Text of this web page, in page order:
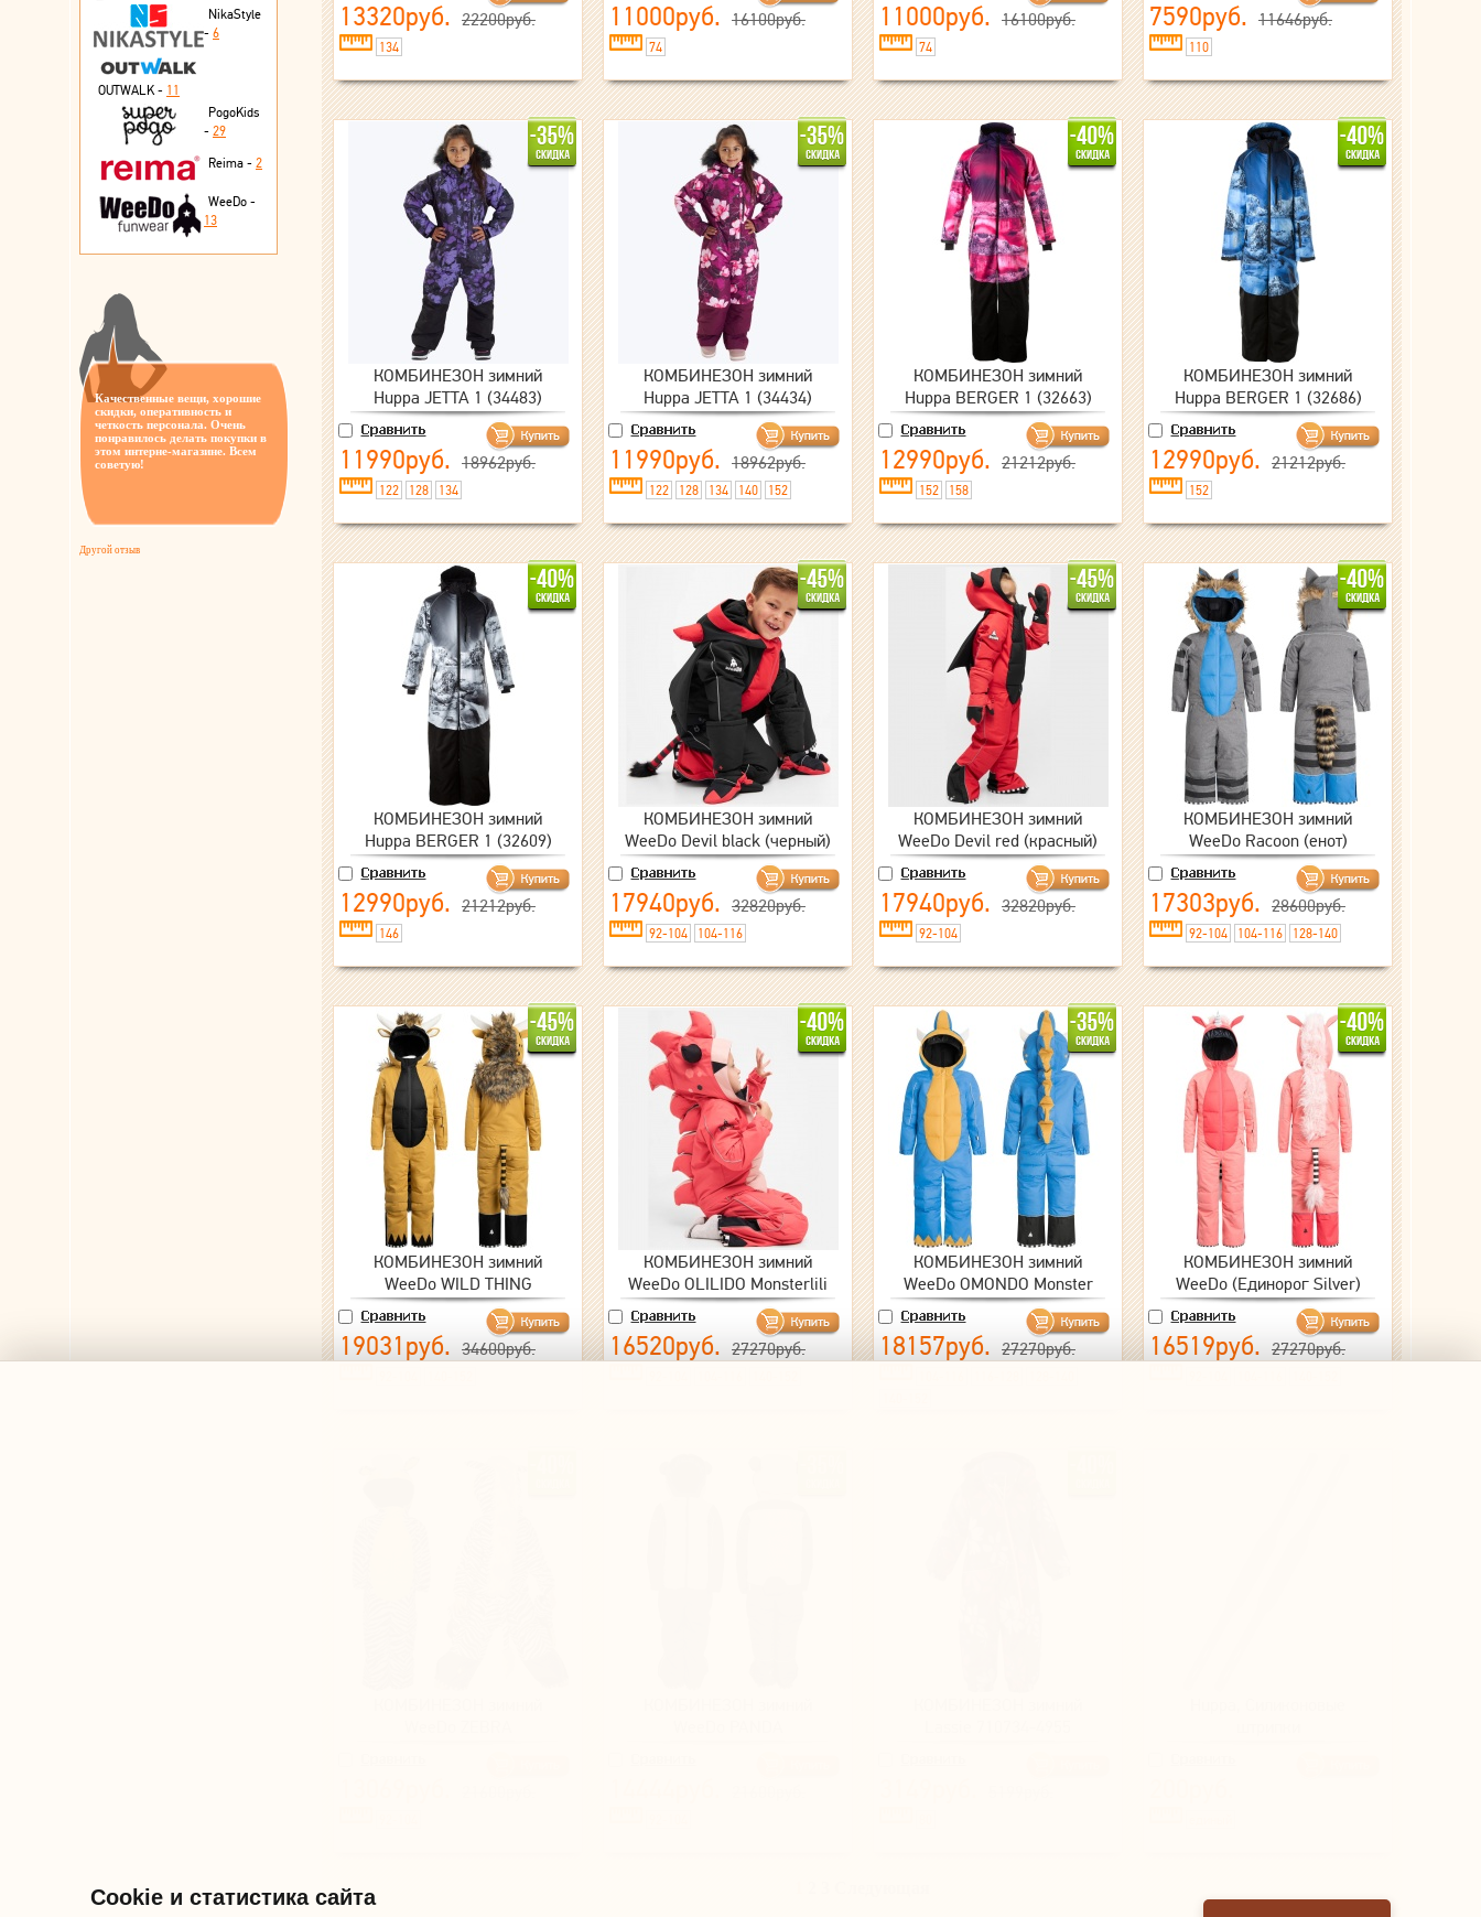
NikaStyle
- 6
OUTWALK - 11
PogoKids
- 29
Reima - 2
WeeDo -
13
Качественные вещи, хорошие
скидки, оперативность и
четкость персонала. Очень
понравилось делать покупки в
этом интерне-магазине. Всем
советую!
Другой отзыв
13320руб. 22200руб.
134
11000руб. 16100руб.
74
11000руб. 16100руб.
74
7590руб. 11646руб.
110
КОМБИНЕЗОН зимний
Huppa JETTA 1 (34483)
11990руб. 18962руб.
122 128 134
КОМБИНЕЗОН зимний
Huppa JETTA 1 (34434)
11990руб. 18962руб.
122 128 134 140 152
КОМБИНЕЗОН зимний
Huppa BERGER 1 (32663)
12990руб. 21212руб.
152 158
КОМБИНЕЗОН зимний
Huppa BERGER 1 (32686)
12990руб. 21212руб.
152
КОМБИНЕЗОН зимний
Huppa BERGER 1 (32609)
12990руб. 21212руб.
146
КОМБИНЕЗОН зимний
WeeDo Devil black (черный)
17940руб. 32820руб.
92-104 104-116
КОМБИНЕЗОН зимний
WeeDo Devil red (красный)
17940руб. 32820руб.
92-104
КОМБИНЕЗОН зимний
WeeDo Racoon (енот)
17303руб. 28600руб.
92-104 104-116 128-140
КОМБИНЕЗОН зимний
WeeDo WILD THING
19031руб. 34600руб.
КОМБИНЕЗОН зимний
WeeDo OLILIDO Monsterlili
16520руб. 27270руб.
КОМБИНЕЗОН зимний
WeeDo OMONDO Monster
18157руб. 27270руб.
КОМБИНЕЗОН зимний
WeeDo (Единорог Silver)
16519руб. 27270руб.
Cookie и статистика сайта